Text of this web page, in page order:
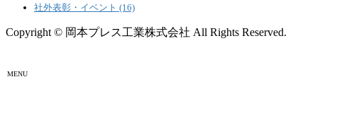
社外表彰・イベント (16)
Copyright © 岡本プレス工業株式会社 All Rights Reserved.
MENU